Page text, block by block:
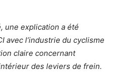
une explication a été
avec l’industrie du cyclisme
claire concernant
des leviers de frein.